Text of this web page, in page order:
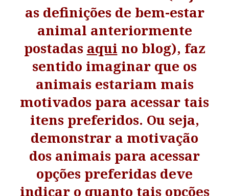
as definições de bem-estar
animal anteriormente
postadas aqui no blog), faz
sentido imaginar que os
animais estariam mais
motivados para acessar tais
itens preferidos. Ou seja,
demonstrar a motivação
dos animais para acessar
opções preferidas deve
indicar o quanto tais opções